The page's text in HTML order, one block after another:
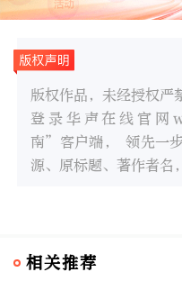
版权作品，未经授权严
登录华声在线官网
南”客户端， 领先一
源、原标题、著作者名
相关推荐